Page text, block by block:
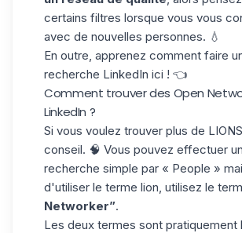
certains filtres lorsque vous vous
avec de nouvelles personnes. 💧
En outre, apprenez comment faire
recherche LinkedIn ici ! 👈
Comment trouver des Open
LinkedIn ?
Si vous voulez trouver plus de
conseil. 🧠 Vous pouvez effectuer
recherche simple par « People »
d'utiliser le terme lion, utilisez le
Networker”.
Les deux termes sont pratiquement